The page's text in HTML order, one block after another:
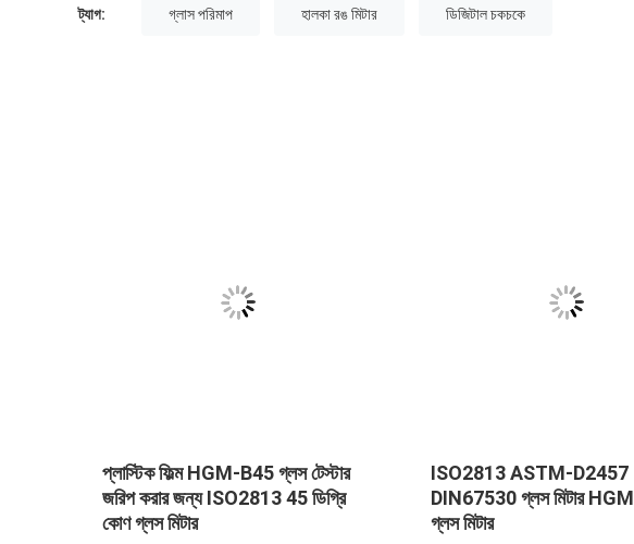
ট্যাগ: গ্লাস পরিমাপ হালকা রঙ মিটার ডিজিটাল চকচকে
প্লাস্টিক ফিল্ম HGM-B45 গ্লস টেস্টার
জরিপ করার জন্য ISO2813 45 ডিগ্রি
কোণ গ্লস মিটার
ISO2813 ASTM-D2457
DIN67530 গ্লস মিটার HGM-B20 শিন